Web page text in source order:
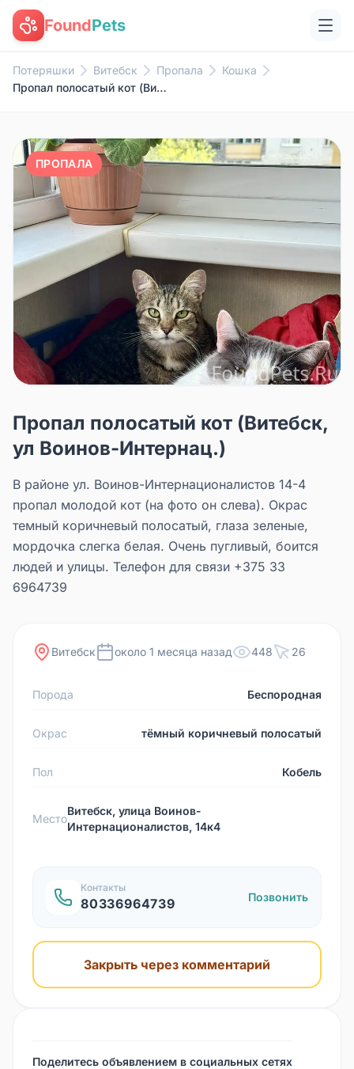
FoundPets
Потеряшки Витебск Пропала
Кошка
Пропал полосатый кот (Витебск, ул Воинов-Интернац.)
ПРОПАЛА
Пропал полосатый кот (Витебск,
ул Воинов-Интернац.)
В районе ул. Воинов-Интернационалистов 14-4
пропал молодой кот (на фото он слева). Окрас
темный коричневый полосатый, глаза зеленые,
мордочка слегка белая. Очень пугливый, боится
людей и улицы. Телефон для связи +375 33
6964739
Витебск около 1 месяца назад 448 26
Порода Беспородная
Окрас тёмный коричневый полосатый
Пол Кобель
Место
Витебск, улица Воинов-
Интернационалистов, 14к4
Контакты
80336964739 Позвонить
Закрыть через комментарий
Поделитесь объявлением в социальных сетях